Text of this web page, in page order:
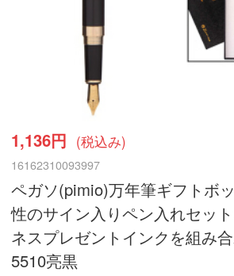
1,136円 (税込み)
16162310093997
ペガソ(pimio)万年筆ギフトボ
性のサイン入りペン入れセッ
ネスプレゼントインクを組み
5510亮黒